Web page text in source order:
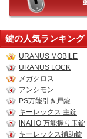
鍵の人気ランキング
URANUS MOBILE
URANUS LOCK
メガクロス
アンシモン
PS万能引き戸錠
キーレックス 主錠
iNAHO 万能握り玉錠
キーレックス補助錠